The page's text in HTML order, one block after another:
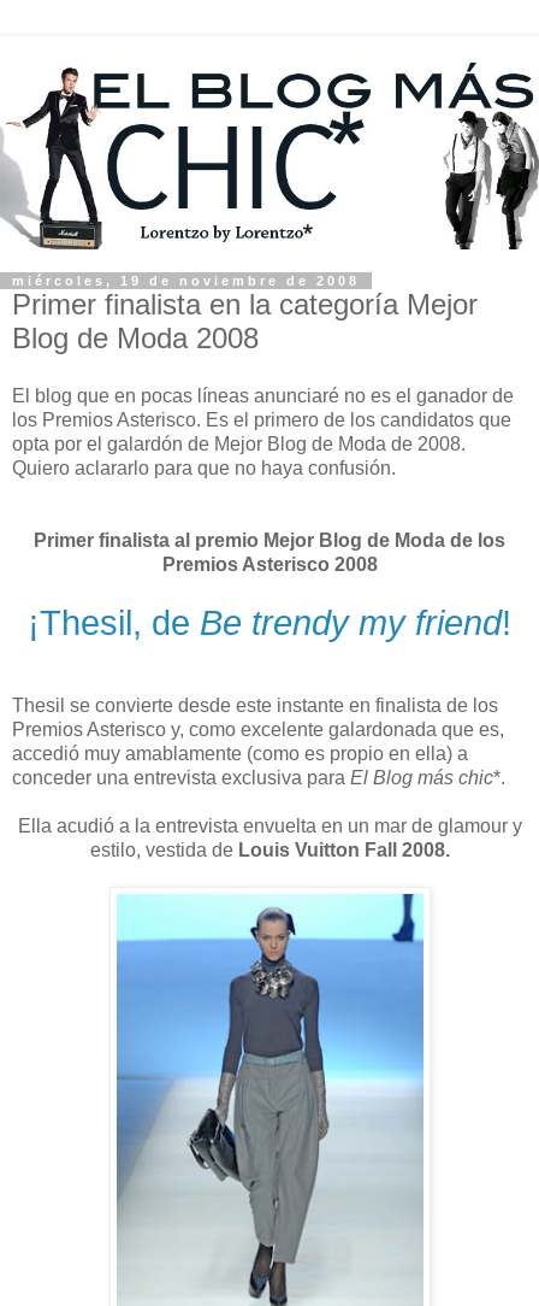
miércoles, 19 de noviembre de 2008
Primer finalista en la categoría Mejor
Blog de Moda 2008
El blog que en pocas líneas anunciaré no es el ganador de
los Premios Asterisco. Es el primero de los candidatos que
opta por el galardón de Mejor Blog de Moda de 2008.
Quiero aclararlo para que no haya confusión.
Primer finalista al premio Mejor Blog de Moda de los
Premios Asterisco 2008
¡Thesil, de Be trendy my friend!
Thesil se convierte desde este instante en finalista de los
Premios Asterisco y, como excelente galardonada que es,
accedió muy amablamente (como es propio en ella) a
conceder una entrevista exclusiva para El Blog más chic*.
Ella acudió a la entrevista envuelta en un mar de glamour y
estilo, vestida de Louis Vuitton Fall 2008.